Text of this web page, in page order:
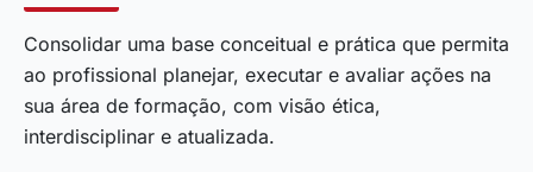
Consolidar uma base conceitual e prática que permita
ao profissional planejar, executar e avaliar ações na
sua área de formação, com visão ética,
interdisciplinar e atualizada.